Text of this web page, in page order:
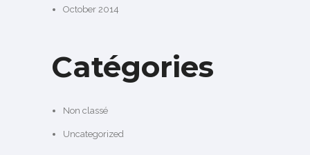
October 2014
Catégories
Non classé
Uncategorized